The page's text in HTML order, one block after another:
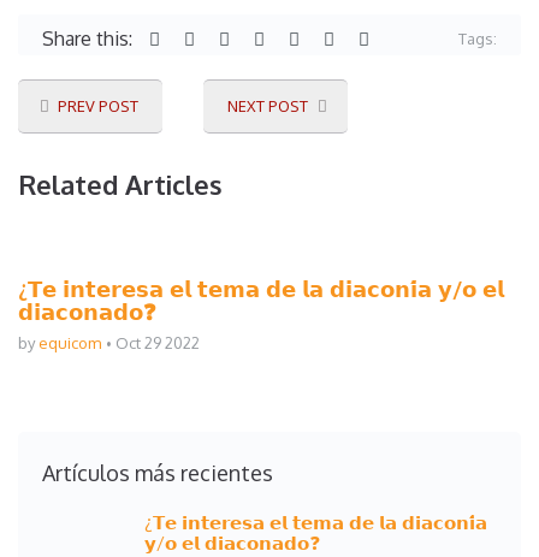
Share this: Tags:
PREV POST NEXT POST
Related Articles
¿𝗧𝗲 𝗶𝗻𝘁𝗲𝗿𝗲𝘀𝗮 𝗲𝗹 𝘁𝗲𝗺𝗮 𝗱𝗲 𝗹𝗮 𝗱𝗶𝗮𝗰𝗼𝗻𝗶́𝗮 𝘆/𝗼 𝗲𝗹
𝗱𝗶𝗮𝗰𝗼𝗻𝗮𝗱𝗼❓
byequicom Oct 29 2022
Artículos más recientes
¿𝗧𝗲 𝗶𝗻𝘁𝗲𝗿𝗲𝘀𝗮 𝗲𝗹 𝘁𝗲𝗺𝗮 𝗱𝗲 𝗹𝗮 𝗱𝗶𝗮𝗰𝗼𝗻𝗶́𝗮
𝘆/𝗼 𝗲𝗹 𝗱𝗶𝗮𝗰𝗼𝗻𝗮𝗱𝗼❓